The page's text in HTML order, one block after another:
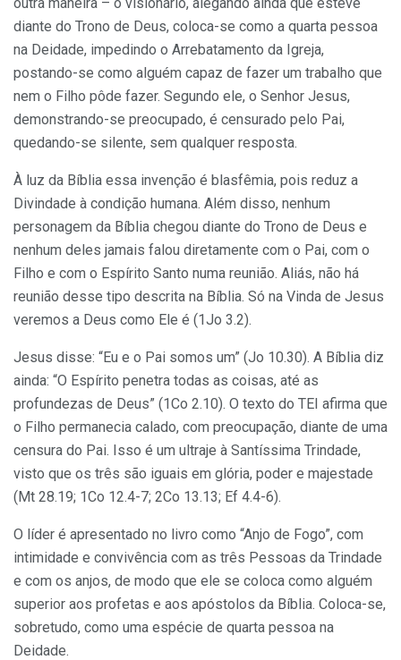
diante do Trono de Deus, coloca-se como a quarta pessoa
na Deidade, impedindo o Arrebatamento da Igreja,
postando-se como alguém capaz de fazer um trabalho que
nem o Filho pôde fazer. Segundo ele, o Senhor Jesus,
demonstrando-se preocupado, é censurado pelo Pai,
quedando-se silente, sem qualquer resposta.
À luz da Bíblia essa invenção é blasfêmia, pois reduz a
Divindade à condição humana. Além disso, nenhum
personagem da Bíblia chegou diante do Trono de Deus e
nenhum deles jamais falou diretamente com o Pai, com o
Filho e com o Espírito Santo numa reunião. Aliás, não há
reunião desse tipo descrita na Bíblia. Só na Vinda de Jesus
veremos a Deus como Ele é (1Jo 3.2).
Jesus disse: “Eu e o Pai somos um” (Jo 10.30). A Bíblia diz
ainda: “O Espírito penetra todas as coisas, até as
profundezas de Deus” (1Co 2.10). O texto do TEI afirma que
o Filho permanecia calado, com preocupação, diante de uma
censura do Pai. Isso é um ultraje à Santíssima Trindade,
visto que os três são iguais em glória, poder e majestade
(Mt 28.19; 1Co 12.4-7; 2Co 13.13; Ef 4.4-6).
O líder é apresentado no livro como “Anjo de Fogo”, com
intimidade e convivência com as três Pessoas da Trindade
e com os anjos, de modo que ele se coloca como alguém
superior aos profetas e aos apóstolos da Bíblia. Coloca-se,
sobretudo, como uma espécie de quarta pessoa na
Deidade.